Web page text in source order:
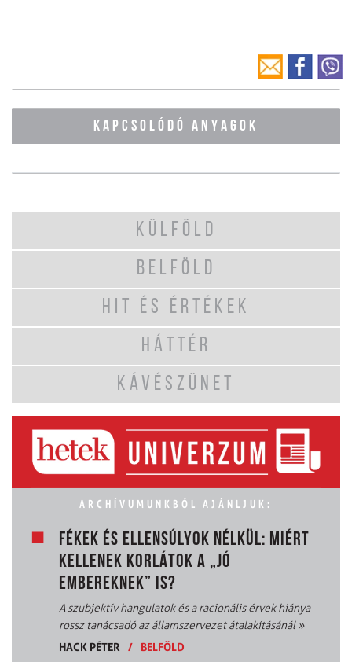
KAPCSOLÓDÓ ANYAGOK
KÜLFÖLD
BELFÖLD
HIT ÉS ÉRTÉKEK
HÁTTÉR
KÁVÉSZÜNET
ARCHÍVUMUNKBÓL AJÁNLJUK:
FÉKEK ÉS ELLENSÚLYOK NÉLKÜL: MIÉRT
KELLENEK KORLÁTOK A „JÓ
EMBEREKNEK” IS?
A szubjektív hangulatok és a racionális érvek hiánya
rossz tanácsadó az államszervezet átalakításánál»
HACK PÉTER
/ BELFÖLD